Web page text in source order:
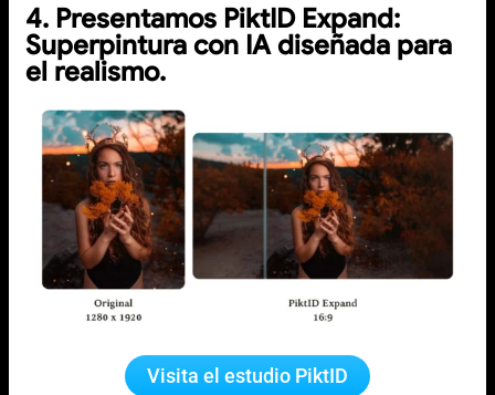
4. Presentamos PiktID Expand:
Superpintura con IA diseñada para
el realismo.
Visita el estudio PiktID